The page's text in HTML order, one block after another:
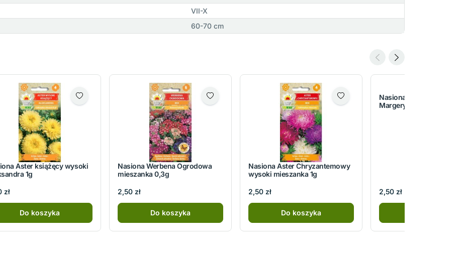
VII-X
60-70 cm
Aster książęcy wysoki
1g
zł
Do koszyka
Nasiona Werbena Ogrodowa
mieszanka 0,3g
2,50 zł
Do koszyka
Nasiona Aster Chryzantemowy
wysoki mieszanka 1g
2,50 zł
Do koszyka
Nasiona Złocień właściwy
Margerytka 1g
2,50 zł